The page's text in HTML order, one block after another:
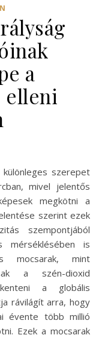
a
elleni
mivel jelentős
megkötni a
szerint ezek
szempontjából
mérséklésében is
mocsarak, mint
a szén-dioxid
a globális
rávilágít arra, hogy
évente több millió
Ezek a mocsarak